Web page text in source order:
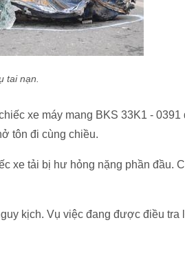
tai nạn.
xe máy mang BKS 33K1 - 0391
tôn đi cùng chiều.
xe tải bị hư hỏng nặng phần đầu.
kịch. Vụ việc đang được điều tra